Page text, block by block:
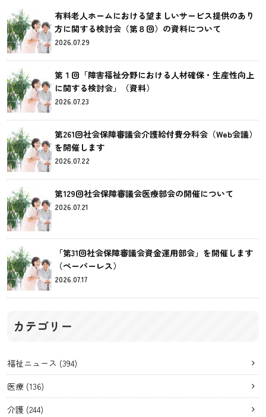
有料老人ホームにおける望ましいサービス提供のあり
方に関する検討会（第８回）の資料について
2026.07.29
第１回「障害福祉分野における人材確保・生産性向上
に関する検討会」（資料）
2026.07.23
第261回社会保障審議会介護給付費分科会（Web会議）
を開催します
2026.07.22
第129回社会保障審議会医療部会の開催について
2026.07.21
「第31回社会保障審議会資金運用部会」を開催します
（ペーパーレス）
2026.07.17
カテゴリー
福祉ニュース (394)
医療 (136)
介護 (244)